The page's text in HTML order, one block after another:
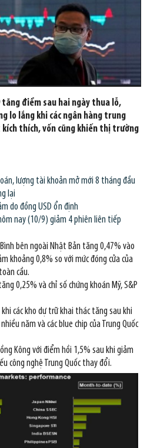
tăng điểm sau hai ngày thua lỗ,
lo lắng khi các ngân hàng trung
thích, vốn cũng khiến thị trường
lượng tài khoản mở mới 8 tháng đầu
lại
do đồng USD ổn định
nay (10/9) giảm 4 phiên liên tiếp
bên ngoài Nhật Bản tăng 0,47% vào
khoảng 0,8% so với mức đóng cửa của
cầu.
0,25% và chỉ số chứng khoán Mỹ, S&P
các kho dự trữ khai thác tăng sau khi
năm và các blue chip của Trung Quốc
Kông với điểm hồi 1,5% sau khi giảm
công nghệ Trung Quốc thay đổi.